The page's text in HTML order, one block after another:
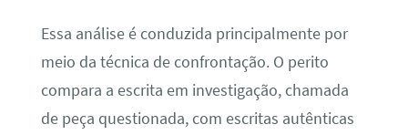
Essa análise é conduzida principalmente por
meio da técnica de confrontação. O perito
compara a escrita em investigação, chamada
de peça questionada, com escritas autênticas